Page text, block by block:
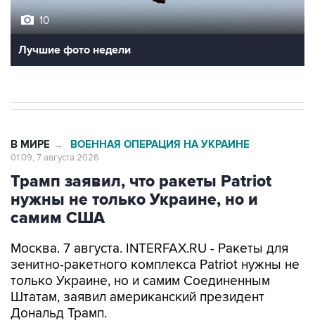
10
Лучшие фото недели
В МИРЕ → ВОЕННАЯ ОПЕРАЦИЯ НА УКРАИНЕ
01:09, 7 августа 2026
Трамп заявил, что ракеты Patriot
нужны не только Украине, но и
самим США
Москва. 7 августа. INTERFAX.RU - Ракеты для
зенитно-ракетного комплекса Patriot нужны не
только Украине, но и самим Соединенным
Штатам, заявил американский президент
Дональд Трамп.